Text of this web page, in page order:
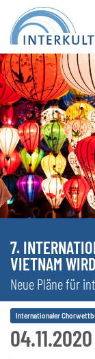
7.
VIETNAM
Neue Pläne für
04.11.2020
Internationaler